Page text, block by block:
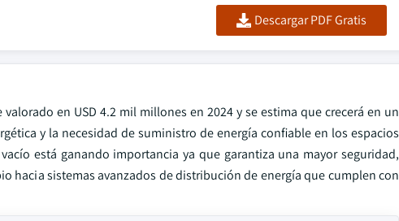
Descargar PDF Gratis
en USD 4.2 mil millones en 2024 y se estima que crecerá en un
y la necesidad de suministro de energía confiable en los espacios
está ganando importancia ya que garantiza una mayor seguridad,
sistemas avanzados de distribución de energía que cumplen con